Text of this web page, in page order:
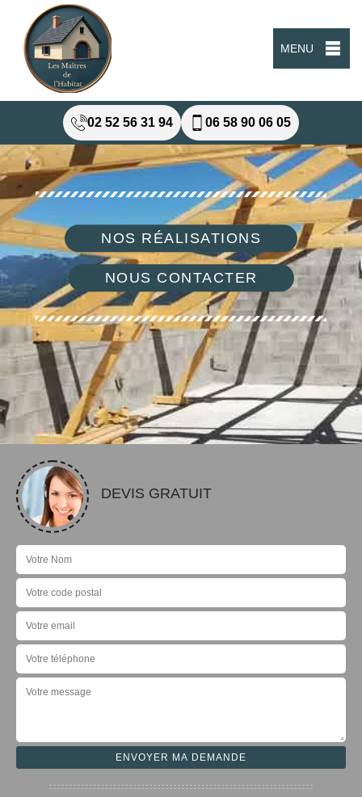
MENU
02 52 56 31 94 06 58 90 06 05
NOS RÉALISATIONS
NOUS CONTACTER
DEVIS GRATUIT